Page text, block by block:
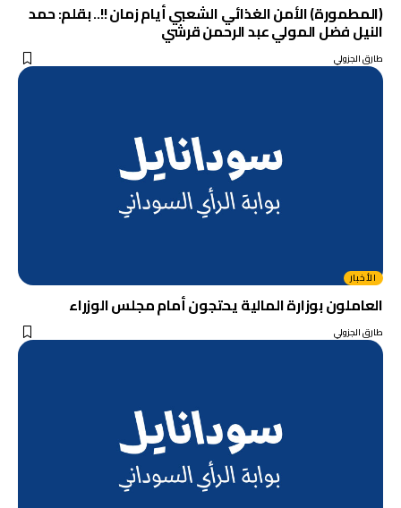
(المطمورة) الأمن الغذائي الشعبي أيام زمان !!.. بقلم: حمد
النيل فضل المولي عبد الرحمن قرشي
طارق الجزولي
الأخبار
العاملون بوزارة المالية يحتجون أمام مجلس الوزراء
طارق الجزولي